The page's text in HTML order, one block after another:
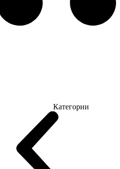
Категории